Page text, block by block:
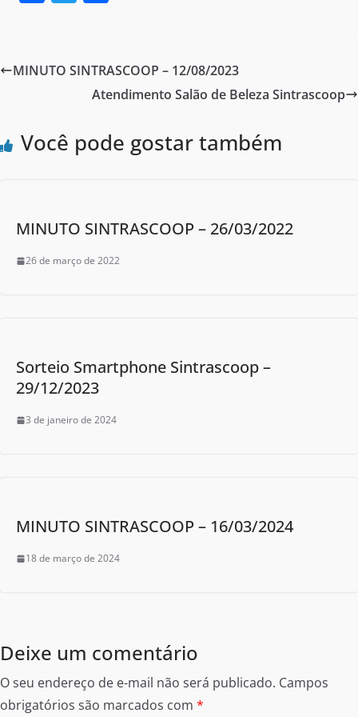
e
o
er e
MINUTO SINTRASCOOP – 12/08/2023
Atendimento Salão de Beleza Sintrascoop
Você pode gostar também
MINUTO SINTRASCOOP – 26/03/2022
26 de março de 2022
Sorteio Smartphone Sintrascoop –
29/12/2023
3 de janeiro de 2024
MINUTO SINTRASCOOP – 16/03/2024
18 de março de 2024
Deixe um comentário
O seu endereço de e-mail não será publicado. Campos
obrigatórios são marcados com *